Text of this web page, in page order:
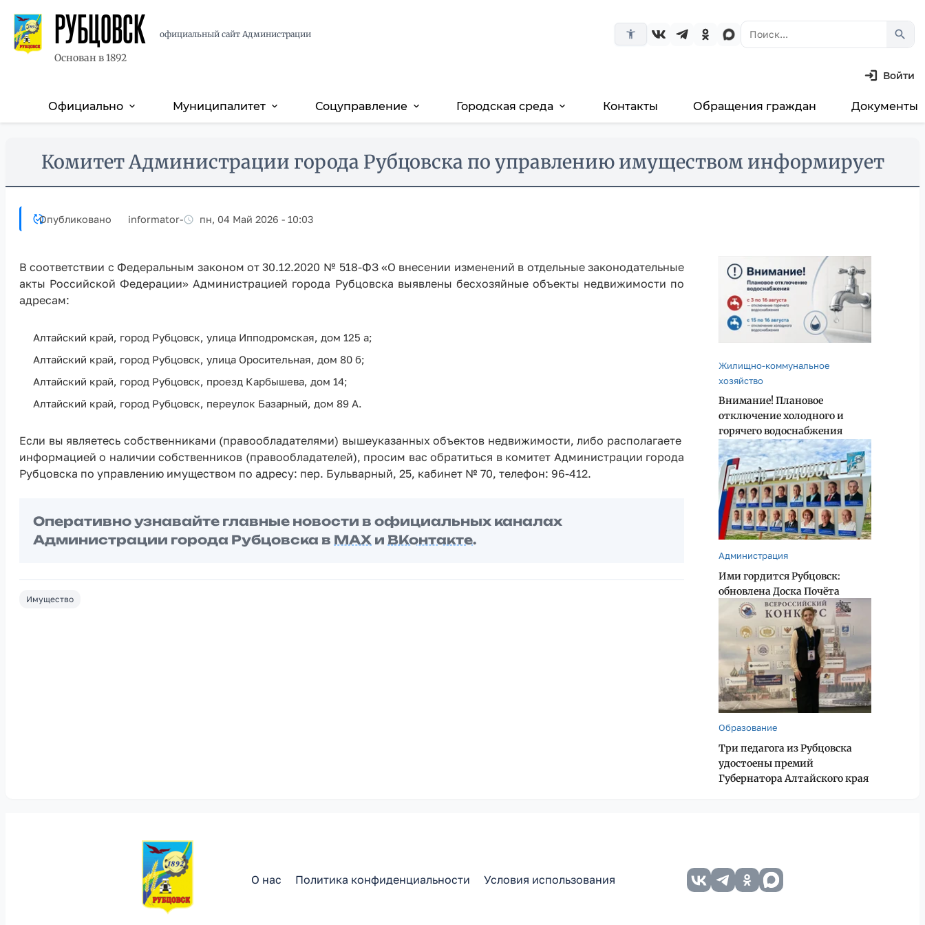
РУБЦОВСК
Основан в 1892
официальный сайт Администрации accessibility_new search
Войти
Основная
Официально expand_more Муниципалитет expand_more Соцуправление expand_more Городская среда expand_more Контакты Обращения граждан Документы
Комитет Администрации города Рубцовска по управлению имуществом информирует
Опубликовано informator- пн, 04 Май 2026 - 10:03
В соответствии с Федеральным законом от 30.12.2020 № 518-ФЗ «О внесении изменений в отдельные законодательные
акты Российской Федерации» Администрацией города Рубцовска выявлены бесхозяйные объекты недвижимости по
адресам:
Алтайский край, город Рубцовск, улица Ипподромская, дом 125 а;
Алтайский край, город Рубцовск, улица Оросительная, дом 80 б;
Алтайский край, город Рубцовск, проезд Карбышева, дом 14;
Алтайский край, город Рубцовск, переулок Базарный, дом 89 А.
Если вы являетесь собственниками (правообладателями) вышеуказанных объектов недвижимости, либо располагаете
информацией о наличии собственников (правообладателей), просим вас обратиться в комитет Администрации города
Рубцовска по управлению имуществом по адресу: пер. Бульварный, 25, кабинет № 70, телефон: 96-412.
Оперативно узнавайте главные новости в официальных каналах
Администрации города Рубцовска в MAX и ВКонтакте.
Имущество
Жилищно-коммунальное
хозяйство
Внимание! Плановое
отключение холодного и
горячего водоснабжения
Администрация
Ими гордится Рубцовск:
обновлена Доска Почёта
Образование
Три педагога из Рубцовска
удостоены премий
Губернатора Алтайского края
О нас Политика конфиденциальности Условия использования